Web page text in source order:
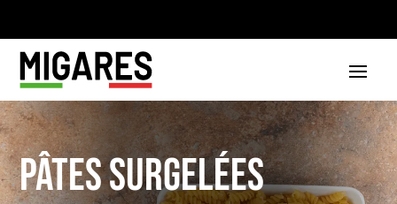
Pâtes Surgelées